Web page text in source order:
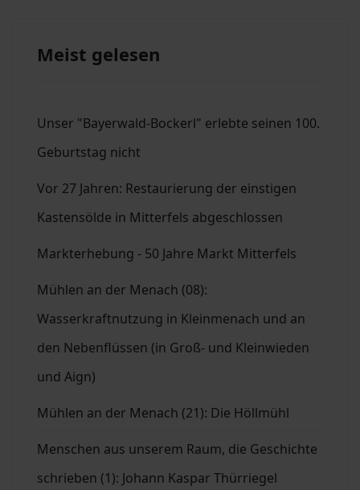
Meist gelesen
Unser "Bayerwald-Bockerl" erlebte seinen 100.
Geburtstag nicht
Vor 27 Jahren: Restaurierung der einstigen
Kastensölde in Mitterfels abgeschlossen
Markterhebung - 50 Jahre Markt Mitterfels
Mühlen an der Menach (08):
Wasserkraftnutzung in Kleinmenach und an
den Nebenflüssen (in Groß- und Kleinwieden
und Aign)
Mühlen an der Menach (21): Die Höllmühl
Menschen aus unserem Raum, die Geschichte
schrieben (1): Johann Kaspar Thürriegel